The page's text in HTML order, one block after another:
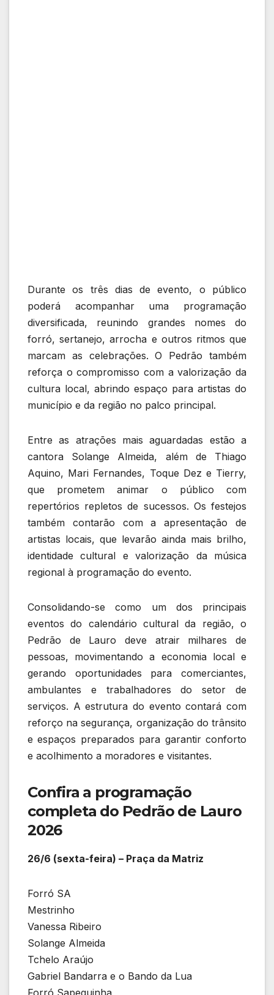
Durante os três dias de evento, o público
poderá acompanhar uma programação
diversificada, reunindo grandes nomes do
forró, sertanejo, arrocha e outros ritmos que
marcam as celebrações. O Pedrão também
reforça o compromisso com a valorização da
cultura local, abrindo espaço para artistas do
município e da região no palco principal.
Entre as atrações mais aguardadas estão a
cantora Solange Almeida, além de Thiago
Aquino, Mari Fernandes, Toque Dez e Tierry,
que prometem animar o público com
repertórios repletos de sucessos. Os festejos
também contarão com a apresentação de
artistas locais, que levarão ainda mais brilho,
identidade cultural e valorização da música
regional à programação do evento.
Consolidando-se como um dos principais
eventos do calendário cultural da região, o
Pedrão de Lauro deve atrair milhares de
pessoas, movimentando a economia local e
gerando oportunidades para comerciantes,
ambulantes e trabalhadores do setor de
serviços. A estrutura do evento contará com
reforço na segurança, organização do trânsito
e espaços preparados para garantir conforto
e acolhimento a moradores e visitantes.
Confira a programação
completa do Pedrão de Lauro
2026
26/6 (sexta-feira) – Praça da Matriz
Forró SA
Mestrinho
Vanessa Ribeiro
Solange Almeida
Tchelo Araújo
Gabriel Bandarra e o Bando da Lua
Forró Sapequinha